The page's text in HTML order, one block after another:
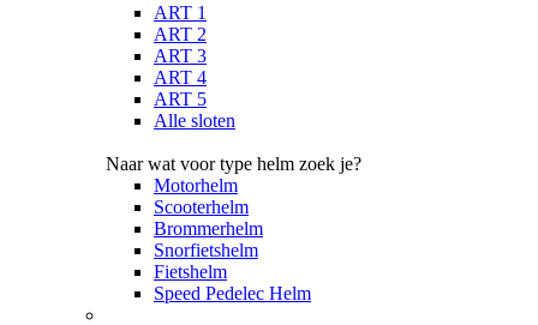
ART 1
ART 2
ART 3
ART 4
ART 5
Alle sloten
Naar wat voor type helm zoek je?
Motorhelm
Scooterhelm
Brommerhelm
Snorfietshelm
Fietshelm
Speed Pedelec Helm